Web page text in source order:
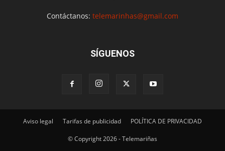
Contáctanos: telemarinhas@gmail.com
SÍGUENOS
Aviso legal Tarifas de publicidad POLÍTICA DE PRIVACIDAD
© Copyright 2026 - Telemariñas